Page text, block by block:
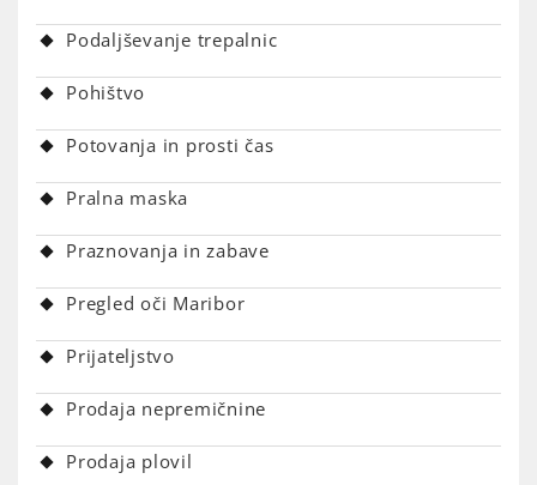
Podaljševanje trepalnic
Pohištvo
Potovanja in prosti čas
Pralna maska
Praznovanja in zabave
Pregled oči Maribor
Prijateljstvo
Prodaja nepremičnine
Prodaja plovil